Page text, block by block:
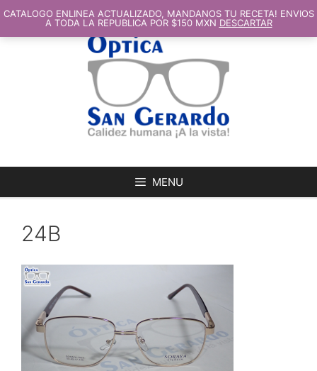
AL
CONTENIDO
MENU
24B
CATALOGO ENLINEA ACTUALIZADO, MANDANOS TU RECETA! ENVIOS
A TODA LA REPUBLICA POR $150 MXN DESCARTAR